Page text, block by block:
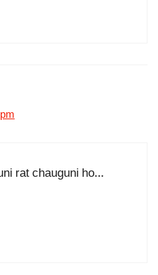
rat chauguni ho…